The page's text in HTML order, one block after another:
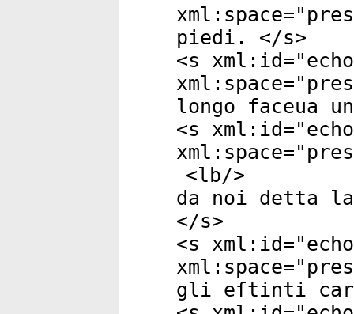
xml:space="
piedi. </s>
<s xml:id="
xml:space="
longo faceua
<s xml:id="
xml:space="
<lb/>
da noi detta
</s>
<s xml:id="
xml:space="
gli eſtinti